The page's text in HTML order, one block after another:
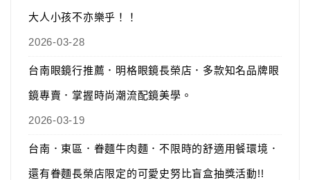
大人小孩不亦樂乎！！
2026-03-28
台南眼鏡行推薦．明格眼鏡長榮店．多款知名品牌眼
鏡專賣．掌握時尚潮流配鏡美學。
2026-03-19
台南．東區．眷麵牛肉麵．不限時的舒適用餐環境．
還有眷麵長榮店限定的可愛史努比盲盒抽獎活動!!